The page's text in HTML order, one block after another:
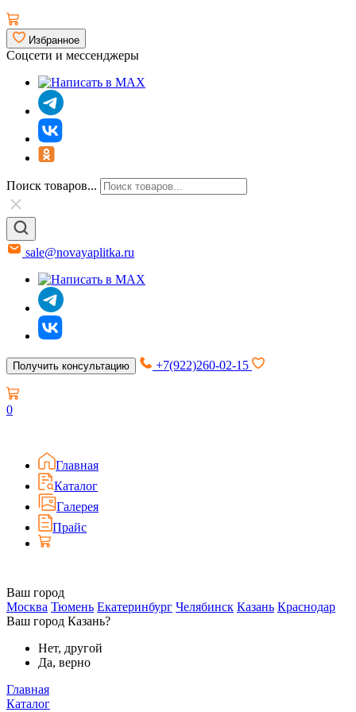
Избранное
Соцсети и мессенджеры
Поиск товаров...
sale@novayaplitka.ru
Получить консультацию +7(922)260-02-15
0
Главная
Каталог
Галерея
Прайс
Ваш город
Москва Тюмень Екатеринбург Челябинск Казань Краснодар
Ваш город Казань?
Нет, другой
Да, верно
Главная
Каталог